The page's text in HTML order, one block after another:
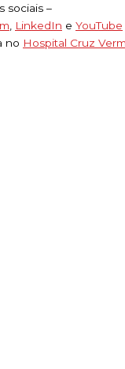
sociais –
LinkedIn e YouTube
no Hospital Cruz